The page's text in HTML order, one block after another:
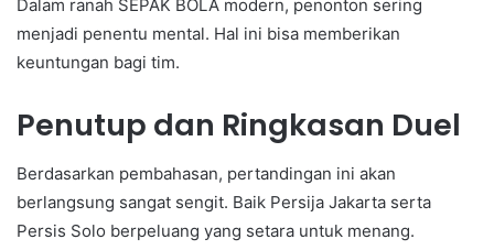
Dalam ranah SEPAK BOLA modern, penonton sering
menjadi penentu mental. Hal ini bisa memberikan
keuntungan bagi tim.
Penutup dan Ringkasan Duel
Berdasarkan pembahasan, pertandingan ini akan
berlangsung sangat sengit. Baik Persija Jakarta serta
Persis Solo berpeluang yang setara untuk menang.